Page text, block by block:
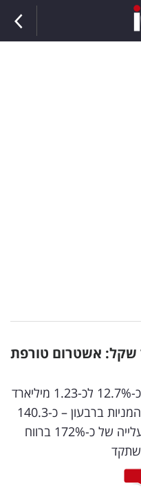
שקל: אשטרום טורפת
ההכנסות ברבעון הראשון צמחו בכ-12.7% לכ-1.23 מיליארד
שקל. הרווח הנקי המיוחס לבעלי המניות ברבעון – כ-140.3
מיליון שקל, ואילו החברה רשמה עלייה של כ-172% ברווח